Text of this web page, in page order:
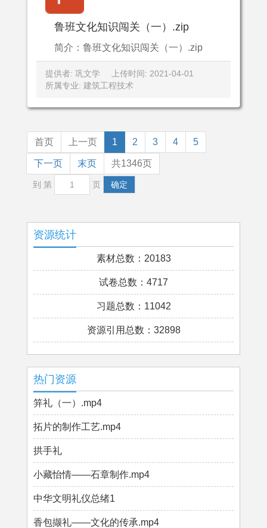
鲁班文化知识闯关（一）.zip
简介：鲁班文化知识闯关（一）.zip
提供者: 巩文学
上传时间: 2021-04-01
所属专业: 建筑工程技术
首页 上一页 1 2 3 4 5
下一页 末页 共1346页
到 第 页 确定
资源统计
素材总数：20183
试卷总数：4717
习题总数：11042
资源引用总数：32898
热门资源
笄礼（一）.mp4
拓片的制作工艺.mp4
拱手礼
小藏怡情——石章制作.mp4
中华文明礼仪总绪1
香包撷礼——文化的传承.mp4